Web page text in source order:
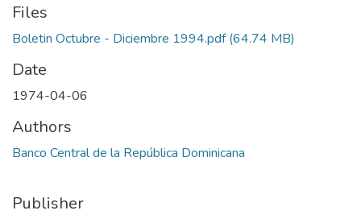
Files
Boletin Octubre - Diciembre 1994.pdf(64.74 MB)
Date
1974-04-06
Authors
Banco Central de la República Dominicana
Publisher